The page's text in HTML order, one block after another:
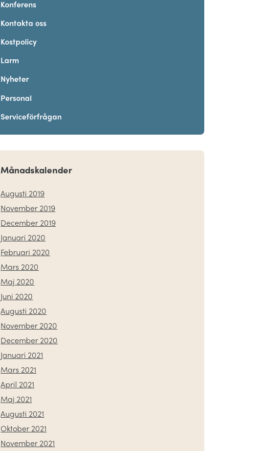
Konferens
Kontakta oss
Kostpolicy
Larm
Nyheter
Personal
Serviceförfrågan
Månadskalender
Augusti 2019
November 2019
December 2019
Januari 2020
Februari 2020
Mars 2020
Maj 2020
Juni 2020
Augusti 2020
November 2020
December 2020
Januari 2021
Mars 2021
April 2021
Maj 2021
Augusti 2021
Oktober 2021
November 2021